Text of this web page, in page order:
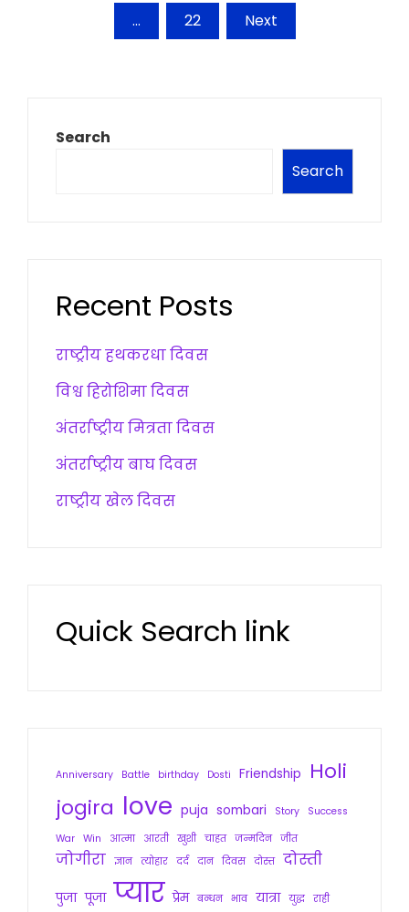
pagination
… 22 Next
Search
Search
Recent Posts
राष्ट्रीय हथकरधा दिवस
विश्व हिरोशिमा दिवस
अंतर्राष्ट्रीय मित्रता दिवस
अंतर्राष्ट्रीय बाघ दिवस
राष्ट्रीय खेल दिवस
Quick Search link
Anniversary Battle birthday Dosti Friendship
Holi
jogira love puja sombari Story
Success
War Win आत्मा आरती खुशी चाहत जन्मदिन जीत
जोगीरा ज्ञान त्योहार दर्द दान दिवस दोस्त दोस्ती
पुजा पूजा प्यार प्रेम बन्धन भाव यात्रा युद्ध राही